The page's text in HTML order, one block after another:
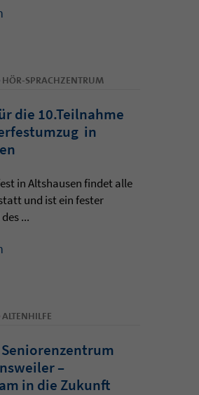
HÖR-SPRACHZENTRUM
die 10.Teilnahme
in
in Altshausen findet alle
und ist ein fester
...
ALTENHILFE
–
in die Zukunft